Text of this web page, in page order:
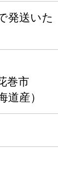
発送いた
巻市
道産）